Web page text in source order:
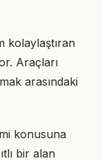
kolaylaştıran
Araçları
arasındaki
konusuna
bir alan